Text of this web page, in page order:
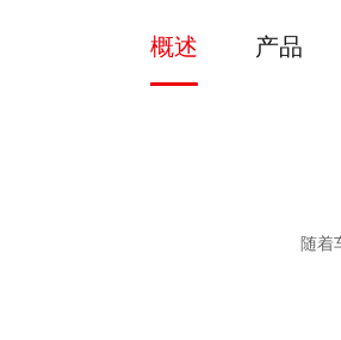
概述 产品
随着